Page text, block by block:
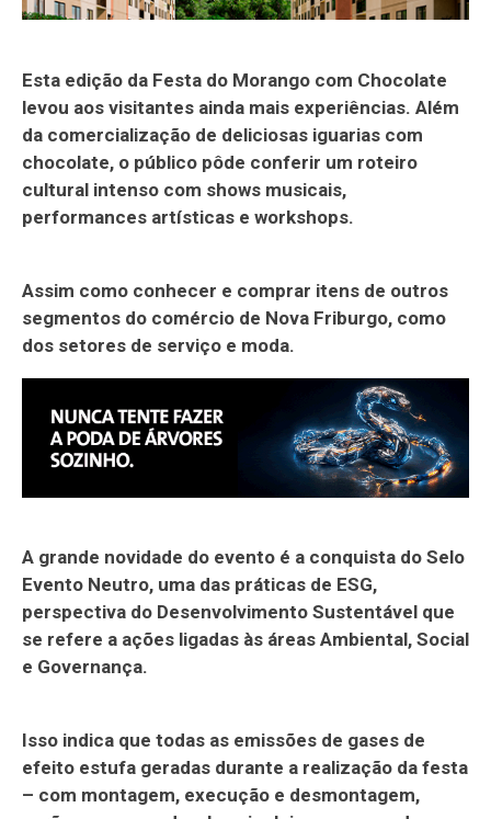
Esta edição da Festa do Morango com Chocolate
levou aos visitantes ainda mais experiências. Além
da comercialização de deliciosas iguarias com
chocolate, o público pôde conferir um roteiro
cultural intenso com shows musicais,
performances artísticas e workshops.
Assim como conhecer e comprar itens de outros
segmentos do comércio de Nova Friburgo, como
dos setores de serviço e moda.
A grande novidade do evento é a conquista do Selo
Evento Neutro, uma das práticas de ESG,
perspectiva do Desenvolvimento Sustentável que
se refere a ações ligadas às áreas Ambiental, Social
e Governança.
Isso indica que todas as emissões de gases de
efeito estufa geradas durante a realização da festa
– com montagem, execução e desmontagem,